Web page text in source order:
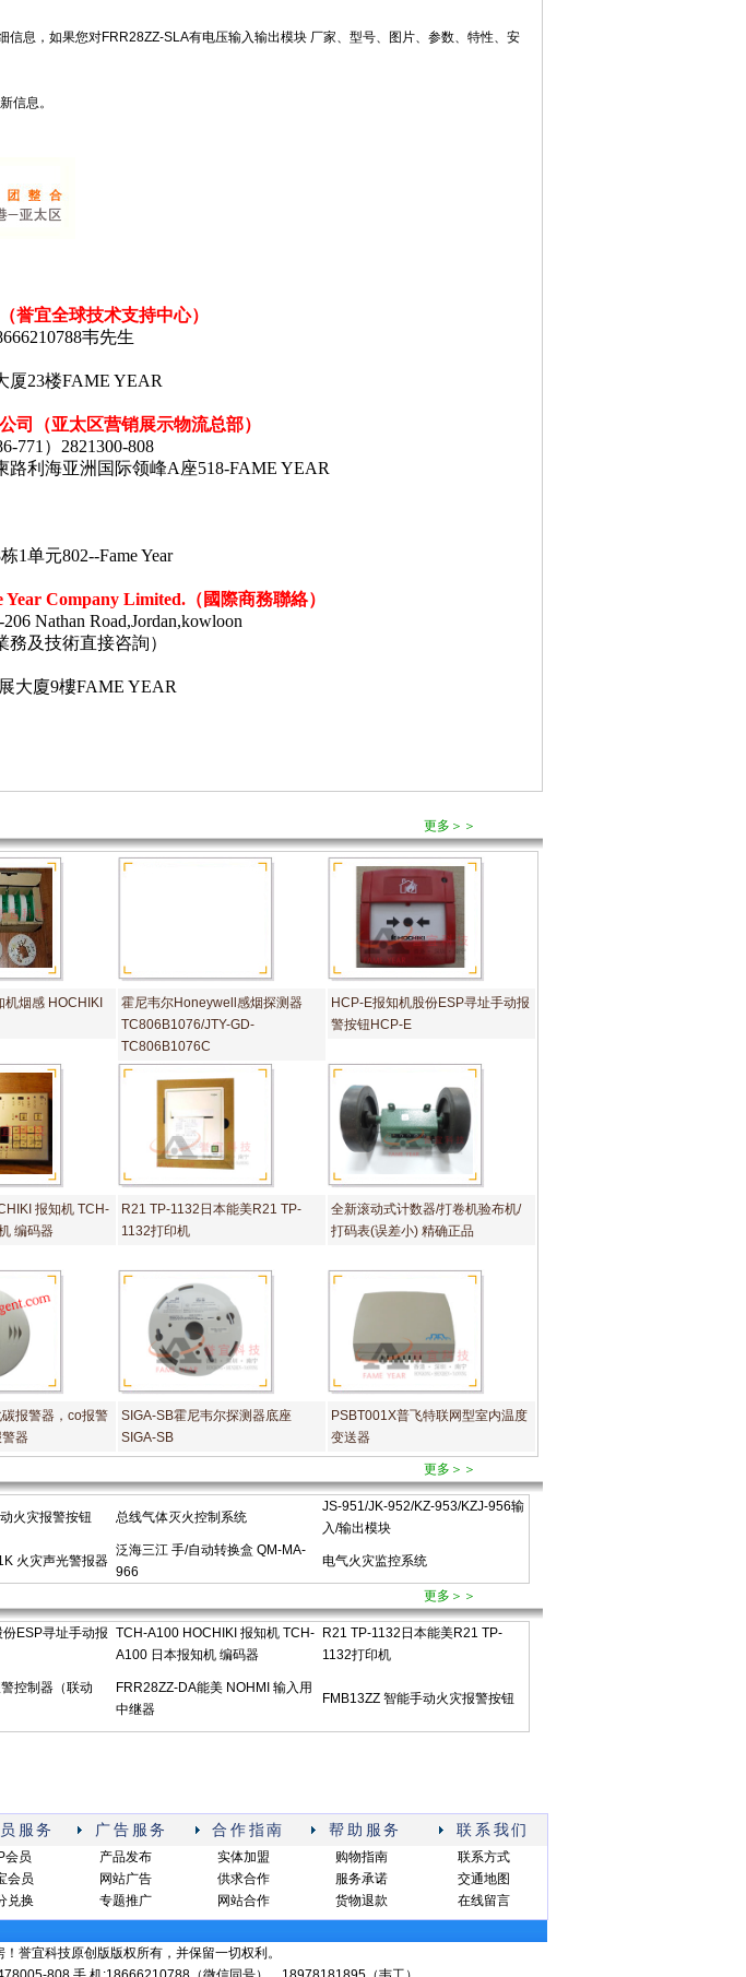
信息，如果您对FRR28ZZ-SLA有电压输入输出模块 厂家、型号、图片、参数、特性、安
信息。
誉宜全球技术支持中心）
韦先生
厦23楼FAME YEAR
司（亚太区营销展示物流总部）
771 ） 2821300-808
路利海亚洲 国际领峰A座518-FAME YEAR
1单元802--Fame Year
Year Company Limited. （國際商務聯絡）
Nathan Road,Jordan,kowloon
務及技術直接咨詢）
大廈9樓FAME YEAR
更多＞＞
烟感 HOCHIKI
霍尼韦尔Honeywell感烟探测器
TC806B1076/JTY-GD-
TC806B1076C
HCP-E报知机股份ESP寻址手动报
警按钮HCP-E
报知机 TCH-
编码器
R21 TP-1132日本能美R21 TP-
1132打印机
全新滚动式计数器/打卷机验布机/
打码表(误差小) 精确正品
报警器，co报警
器
SIGA-SB霍尼韦尔探测器底座
SIGA-SB
PSBT001X普飞特联网型室内温度
变送器
更多＞＞
火灾报警按钮 总线气体灭火控制系统
JS-951/JK-952/KZ-953/KZJ-956输
入/输出模块
火灾声光警报器
泛海三江 手/自动转换盒 QM-MA-
966
电气火灾监控系统
更多＞＞
ESP寻址手动报 TCH-A100 HOCHIKI 报知机 TCH-
A100 日本报知机 编码器
R21 TP-1132日本能美R21 TP-
1132打印机
控制器（联动
FRR28ZZ-DA能美 NOHMI 输入用
中继器
FMB13ZZ 智能手动火灾报警按钮
服务 广告服务 合作指南 帮助服务 联系我们
会员
会员
兑换
产品发布
网站广告
专题推广
实体加盟
供求合作
网站合作
购物指南
服务承诺
货物退款
联系方式
交通地图
在线留言
誉宜科技原创版版权所有，并保留一切权利。